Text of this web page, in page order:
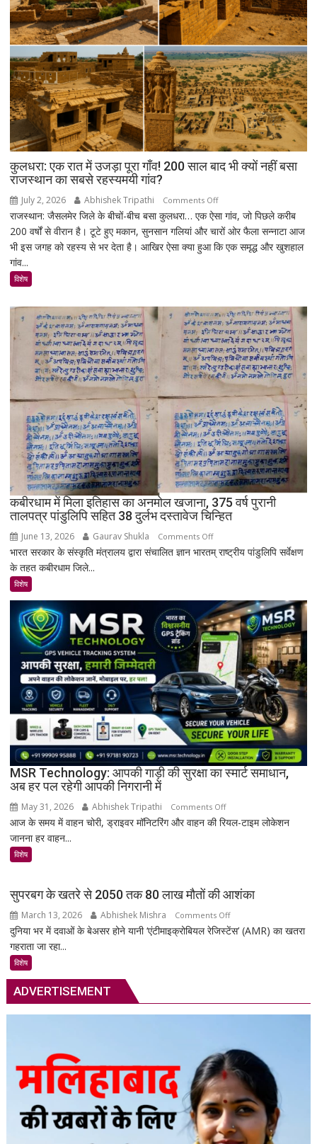
को
लेकर
सरकार
पर
साधा
निशाना
कुलधरा: एक रात में उजड़ा पूरा गाँव! 200 साल बाद भी क्यों नहीं बसा
राजस्थान का सबसे रहस्यमयी गांव?
July 2, 2026 Abhishek Tripathi Comments Offon
कुलधरा:
एक
रात
गाँव!
200
साल
बाद
भी
क्यों
बसा
राजस्थान
का
सबसे
रहस्यमयी
गांव?
राजस्थान: जैसलमेर जिले के बीचों-बीच बसा कुलधरा… एक ऐसा गांव, जो पिछले करीब
200 वर्षों से वीरान है। टूटे हुए मकान, सुनसान गलियां और चारों ओर फैला सन्नाटा आज
भी इस जगह को रहस्य से भर देता है। आखिर ऐसा क्या हुआ कि एक समृद्ध और खुशहाल
गांव...
विशेष
कबीरधाम में मिला इतिहास का अनमोल खजाना, 375 वर्ष पुरानी
तालपत्र पांडुलिपि सहित 38 दुर्लभ दस्तावेज चिन्हित
June 13, 2026 Gaurav Shukla Comments Offon
कबीरधाम
का
अनमोल
खजाना,
375
वर्ष
पुरानी
तालपत्र
पांडुलिपि
सहित
38
दुर्लभ
भारत सरकार के संस्कृति मंत्रालय द्वारा संचालित ज्ञान भारतम् राष्ट्रीय पांडुलिपि सर्वेक्षण
के तहत कबीरधाम जिले...
विशेष
MSR Technology: आपकी गाड़ी की सुरक्षा का स्मार्ट समाधान,
अब हर पल रहेगी आपकी निगरानी में
May 31, 2026 Abhishek Tripathi Comments Offon
MSR
सुरक्षा
का
स्मार्ट
में
आज के समय में वाहन चोरी, ड्राइवर मॉनिटरिंग और वाहन की रियल-टाइम लोकेशन
जानना हर वाहन...
विशेष
सुपरबग के खतरे से 2050 तक 80 लाख मौतों की आशंका
March 13, 2026 Abhishek Mishra Comments Offon
सुपरबग
मौतों
की
आशंका
दुनिया भर में दवाओं के बेअसर होने यानी ‘एंटीमाइक्रोबियल रेजिस्टेंस’ (AMR) का खतरा
गहराता जा रहा...
विशेष
ADVERTISEMENT